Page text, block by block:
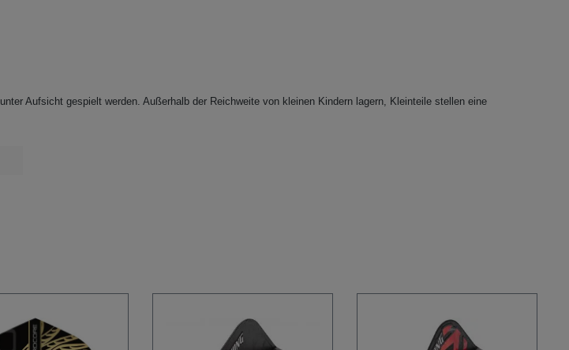
unter Aufsicht gespielt werden. Außerhalb der Reichweite von kleinen Kindern lagern, Kleinteile stellen eine